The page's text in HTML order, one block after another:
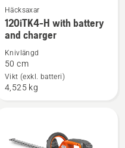
Se
mer
information
om
120iTK4-
charger
Häcksaxar
120iTK4-H with battery
and charger
Knivlängd
50 cm
Vikt (exkl. batteri)
4,525 kg